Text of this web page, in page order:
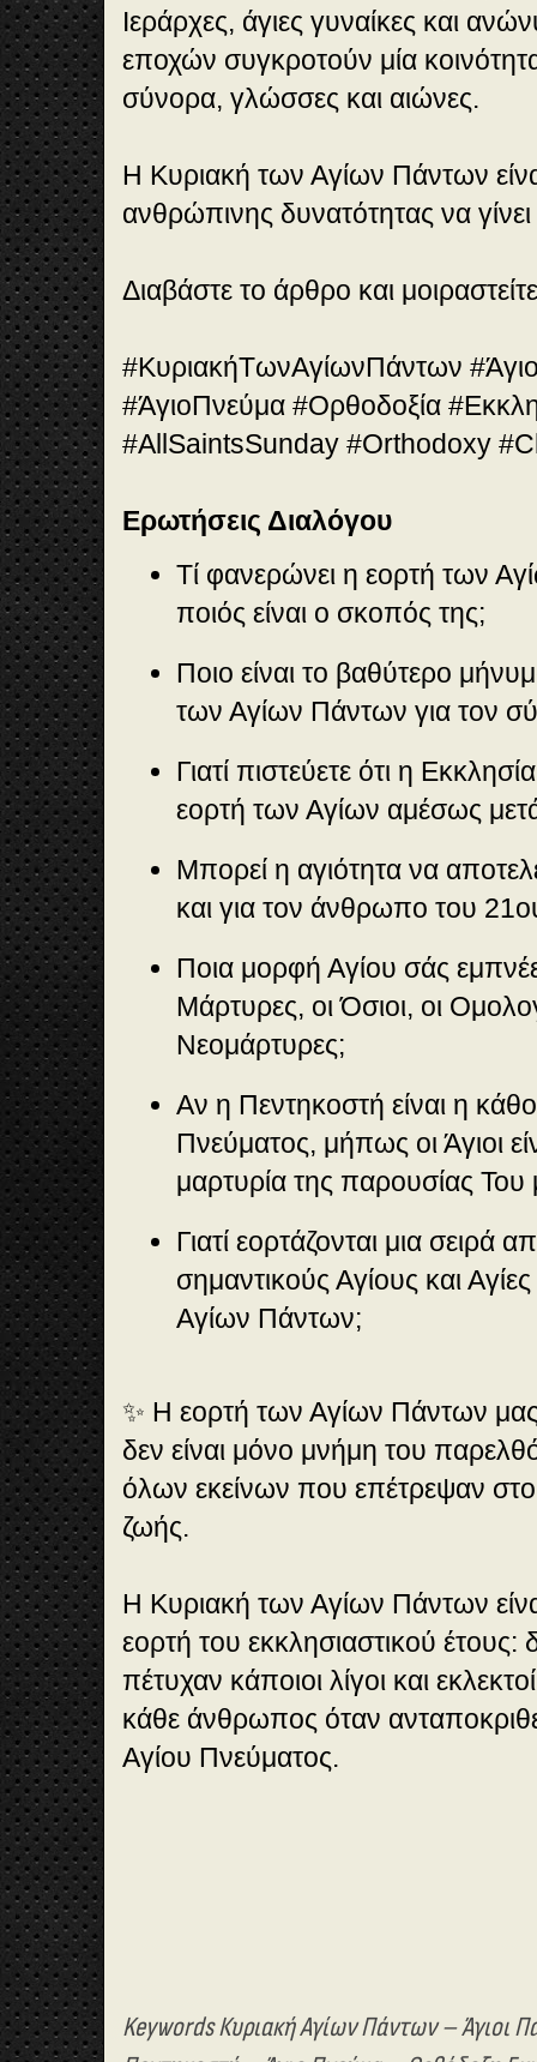
Ιεράρχες, άγιες γυναίκες και
εποχών συγκροτούν μία
σύνορα, γλώσσες και αιώνες.
Η Κυριακή των Αγίων Πάντων
ανθρώπινης δυνατότητας να
Διαβάστε το άρθρο και
#ΚυριακήΤωνΑγίωνΠάντων
#ΆγιοΠνεύμα #Ορθοδοξία
#AllSaintsSunday #Orthodoxy
Ερωτήσεις Διαλόγου
Τί φανερώνει η εορτή των
ποιός είναι ο σκοπός της;
Ποιο είναι το βαθύτερο
των Αγίων Πάντων για τον
Γιατί πιστεύετε ότι η
εορτή των Αγίων αμέσως
Μπορεί η αγιότητα να
και για τον άνθρωπο του
Ποια μορφή Αγίου σάς
Μάρτυρες, οι Όσιοι, οι
Νεομάρτυρες;
Αν η Πεντηκοστή είναι η
Πνεύματος, μήπως οι Άγιοι
μαρτυρία της παρουσίας Του
Γιατί εορτάζονται μια σειρά
σημαντικούς Αγίους και
Αγίων Πάντων;
✨ Η εορτή των Αγίων Πάντων μας
δεν είναι μόνο μνήμη του
όλων εκείνων που επέτρεψαν
ζωής.
Η Κυριακή των Αγίων Πάντων
εορτή του εκκλησιαστικού έτους:
πέτυχαν κάποιοι λίγοι και
κάθε άνθρωπος όταν
Αγίου Πνεύματος.
Keywords Κυριακή Αγίων Πάντων – Άγιοι